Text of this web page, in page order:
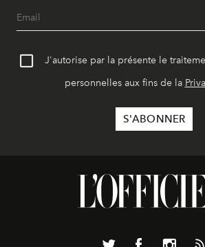
J'autorise par la présente le
personnelles aux fins de la